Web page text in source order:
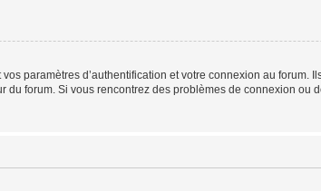
paramètres d’authentification et votre connexion au
du forum. Si vous rencontrez des problèmes de connexion